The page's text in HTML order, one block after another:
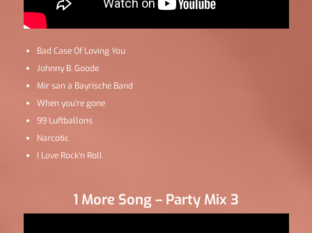
Bad Case Of Loving You
Johnny B. Goode
Mir san a Bayrische Band
When you’re gone
99 Luftballons
Narcotic
I Love Rock’n Roll
1 More Song – Party Mix 3